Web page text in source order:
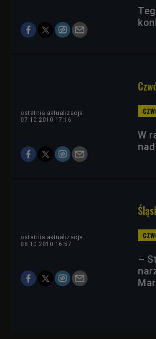
ostatnia aktualizacja:
07.10.2010 17:16
W
ostatnia aktualizacja:
08.10.2010 16:57
–